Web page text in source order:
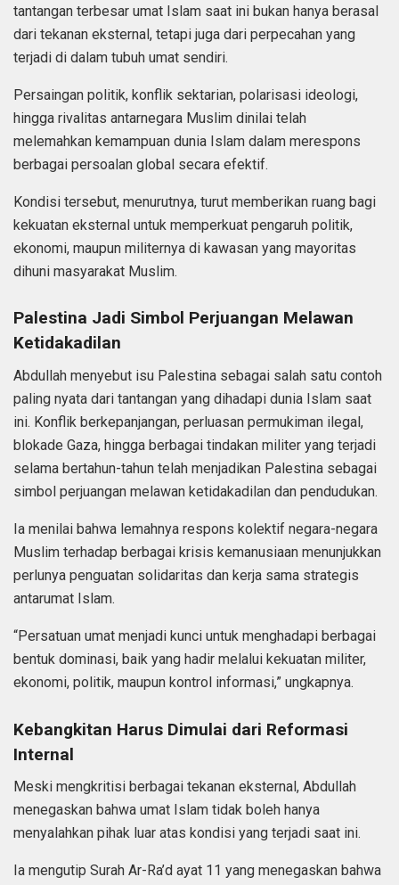
tantangan terbesar umat Islam saat ini bukan hanya berasal
dari tekanan eksternal, tetapi juga dari perpecahan yang
terjadi di dalam tubuh umat sendiri.
Persaingan politik, konflik sektarian, polarisasi ideologi,
hingga rivalitas antarnegara Muslim dinilai telah
melemahkan kemampuan dunia Islam dalam merespons
berbagai persoalan global secara efektif.
Kondisi tersebut, menurutnya, turut memberikan ruang bagi
kekuatan eksternal untuk memperkuat pengaruh politik,
ekonomi, maupun militernya di kawasan yang mayoritas
dihuni masyarakat Muslim.
Palestina Jadi Simbol Perjuangan Melawan
Ketidakadilan
Abdullah menyebut isu Palestina sebagai salah satu contoh
paling nyata dari tantangan yang dihadapi dunia Islam saat
ini. Konflik berkepanjangan, perluasan permukiman ilegal,
blokade Gaza, hingga berbagai tindakan militer yang terjadi
selama bertahun-tahun telah menjadikan Palestina sebagai
simbol perjuangan melawan ketidakadilan dan pendudukan.
Ia menilai bahwa lemahnya respons kolektif negara-negara
Muslim terhadap berbagai krisis kemanusiaan menunjukkan
perlunya penguatan solidaritas dan kerja sama strategis
antarumat Islam.
“Persatuan umat menjadi kunci untuk menghadapi berbagai
bentuk dominasi, baik yang hadir melalui kekuatan militer,
ekonomi, politik, maupun kontrol informasi,” ungkapnya.
Kebangkitan Harus Dimulai dari Reformasi
Internal
Meski mengkritisi berbagai tekanan eksternal, Abdullah
menegaskan bahwa umat Islam tidak boleh hanya
menyalahkan pihak luar atas kondisi yang terjadi saat ini.
Ia mengutip Surah Ar-Ra’d ayat 11 yang menegaskan bahwa